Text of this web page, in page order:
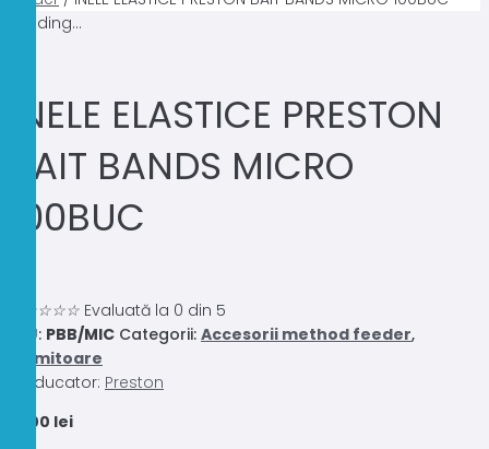
Loading...
INELE ELASTICE PRESTON
BAIT BANDS MICRO
100BUC
☆☆☆☆ Evaluată la 0 din 5
SKU: PBB/MIC Categorii: Accesorii method feeder,
Momitoare
Producator: Preston
15,00 lei